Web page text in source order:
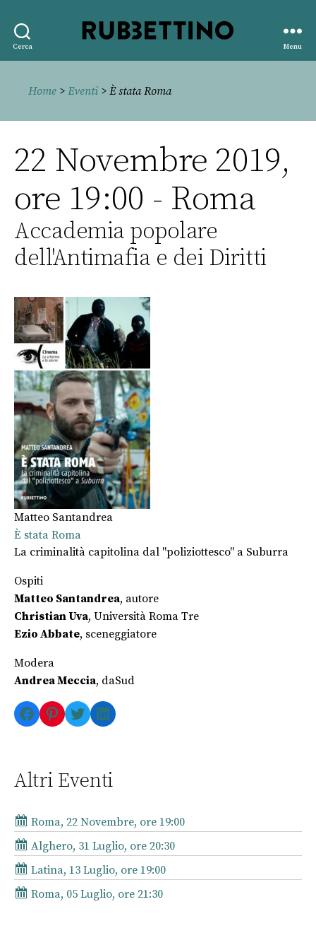
Cerca
editore
Menu
Home > Eventi > È stata Roma
22 Novembre 2019,
ore 19:00 - Roma
Accademia popolare
dell'Antimafia e dei Diritti
Matteo Santandrea
È stata Roma
La criminalità capitolina dal "poliziottesco" a Suburra
Ospiti
Matteo Santandrea, autore
Christian Uva, Università Roma Tre
Ezio Abbate, sceneggiatore
Modera
Andrea Meccia, daSud
Facebook
Pinterest
TwitterLinkedIn
Altri Eventi
Roma, 22 Novembre, ore 19:00
Alghero, 31 Luglio, ore 20:30
Latina, 13 Luglio, ore 19:00
Roma, 05 Luglio, ore 21:30